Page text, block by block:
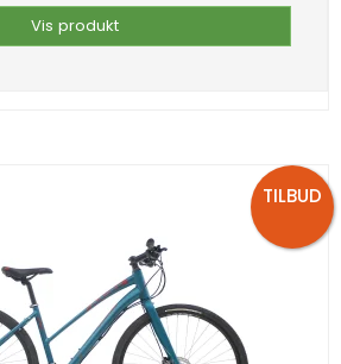
Vis produkt
TILBUD